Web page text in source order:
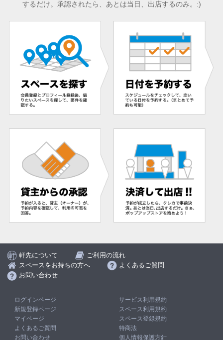
するだけ。承認されたら、あとは当日、出店するのみ。:)
軒先について
ご利用の流れ
スペースをお持ちの方へ
よくあるご質問
お問い合わせ
ログインページ
新規登録ページ
マイページ
よくあるご質問
お問い合わせ
サービス利用規約
スペース利用規約
スペース登録規約
特商法
個人情報保護方針